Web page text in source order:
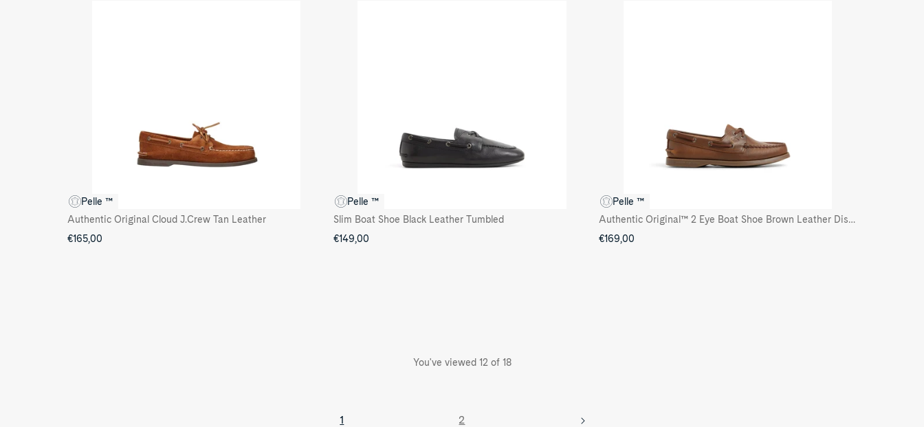
Pelle ™
Authentic Original Cloud J.Crew Tan Leather
€165,00
Pelle ™
Slim Boat Shoe Black Leather Tumbled
€149,00
Pelle ™
Authentic Original™ 2 Eye Boat Shoe Brown Leather Distressed
€169,00
You've viewed 12 of 18
1 2